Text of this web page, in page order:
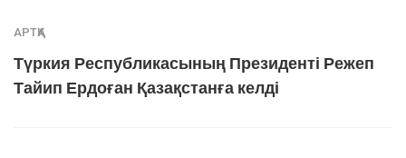
АРТҚА
Түркия Республикасының Президенті Режеп
Тайип Ердоған Қазақстанға келді